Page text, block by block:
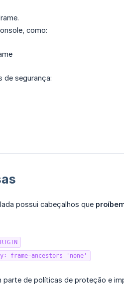
como:
de segurança:
possui cabeçalhos que
frame-ancestors 'none'
de políticas de proteção e